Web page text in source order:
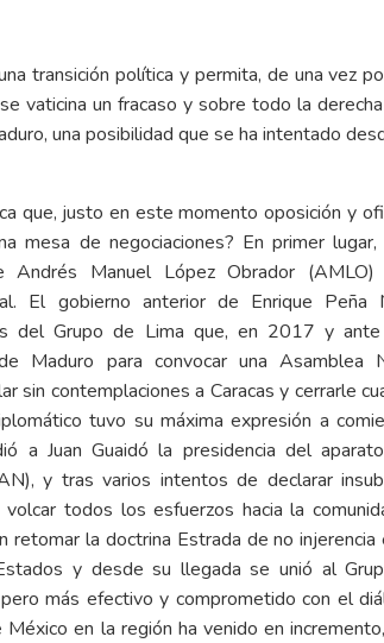
transición política y permita, de una vez
vaticina un fracaso y sobre todo la
una posibilidad que se ha intentado
que, justo en este momento oposición y
mesa de negociaciones? En primer
Andrés Manuel López Obrador
El gobierno anterior de Enrique
del Grupo de Lima que, en 2017 y
Maduro para convocar una Asamblea
sin contemplaciones a Caracas y cerrarle
tuvo su máxima expresión a
a Juan Guaidó la presidencia del
y tras varios intentos de declarar
todos los esfuerzos hacia la
retomar la doctrina Estrada de no
y desde su llegada se unió al
más efectivo y comprometido con el
en la región ha venido en